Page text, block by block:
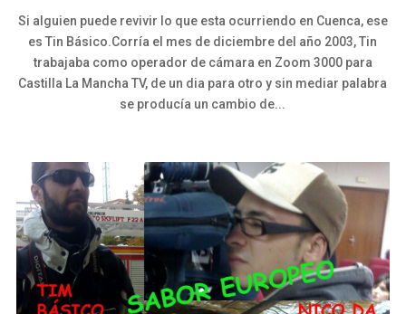
Si alguien puede revivir lo que esta ocurriendo en Cuenca, ese
es Tin Básico.Corría el mes de diciembre del año 2003, Tin
trabajaba como operador de cámara en Zoom 3000 para
Castilla La Mancha TV, de un dia para otro y sin mediar palabra
se producía un cambio de...